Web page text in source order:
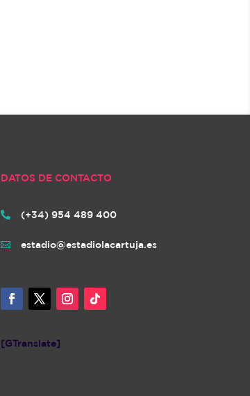
DATOS DE CONTACTO
 (+34) 954 489 400
 estadio@estadiolacartuja.es
[GTranslate]